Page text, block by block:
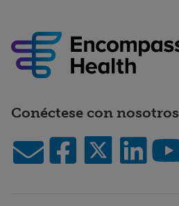
Conéctese con nosotros